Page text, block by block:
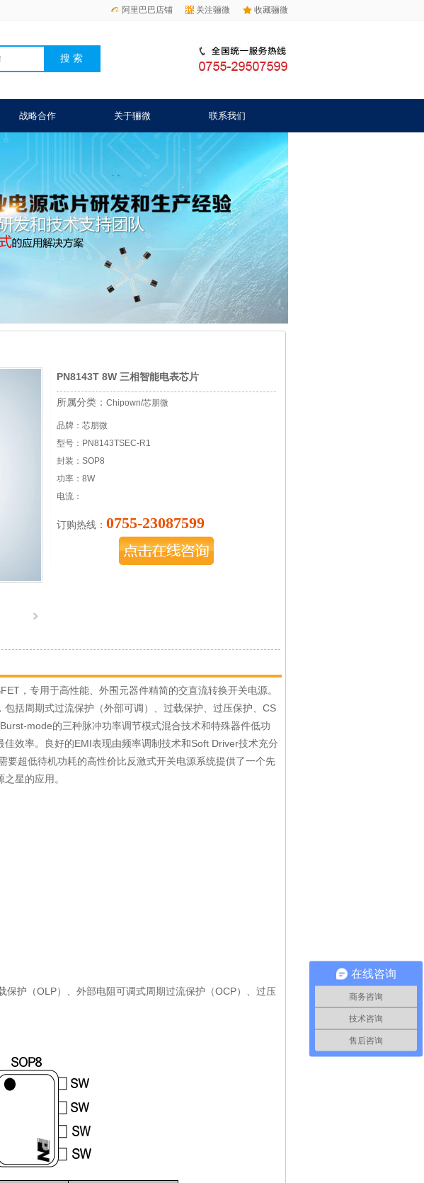
阿里巴巴店铺 关注骊微 收藏骊微
战略合作 关于骊微 联系我们
PN8143T 8W 三相智能电表芯片
所属分类： Chipown/芯朋微
品牌：芯朋微
型号：PN8143TSEC-R1
封装：SOP8
功率：8W
电流：
订购热线： 0755-23087599
，专用于高性能、外围元器件精简的交直流转换开关电源。
括周期式过流保护（外部可调）、过载保护、过压保护、CS
mode的三种脉冲功率调节模式混合技术和特殊器件低功
效率。良好的EMI表现由频率调制技术和Soft Driver技术充分
超低待机功耗的高性价比反激式开关电源系统提供了一个先
星的应用。
护（OLP）、外部电阻可调式周期过流保护（OCP）、过压
在线咨询
商务咨询
技术咨询
售后咨询